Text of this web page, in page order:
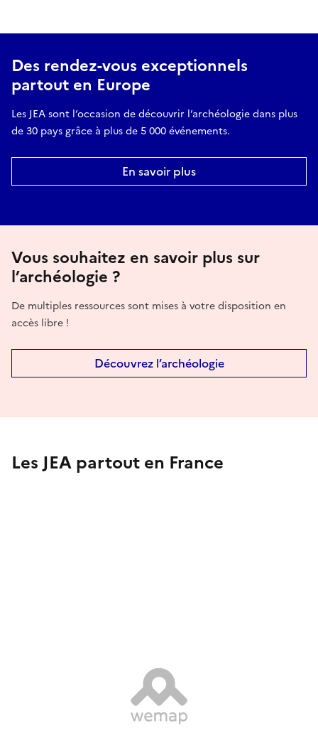
Des rendez-vous exceptionnels
partout en Europe
Les JEA sont l’occasion de découvrir l’archéologie dans plus
de 30 pays grâce à plus de 5 000 événements.
En savoir plus
Vous souhaitez en savoir plus sur
l’archéologie ?
De multiples ressources sont mises à votre disposition en
accès libre !
Découvrez l’archéologie
Les JEA partout en France